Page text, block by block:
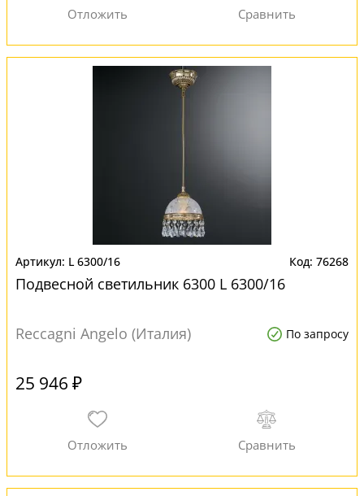
L 6300/16 76268
Подвесной светильник 6300 L 6300/16
Reccagni Angelo (Италия) По запросу
25 946 ₽